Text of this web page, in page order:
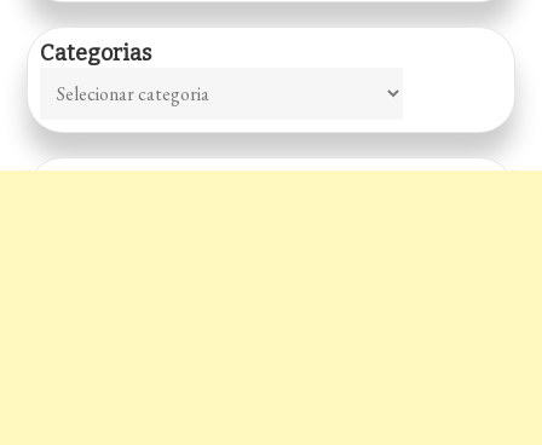
Categorias
Categorias